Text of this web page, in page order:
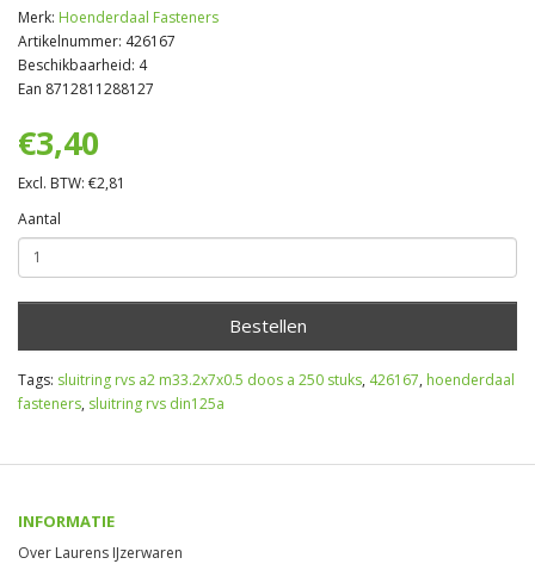
Merk: Hoenderdaal Fasteners
Artikelnummer: 426167
Beschikbaarheid: 4
Ean 8712811288127
€3,40
Excl. BTW: €2,81
Aantal
Bestellen
Tags: sluitring rvs a2 m33.2x7x0.5 doos a 250 stuks, 426167, hoenderdaal
fasteners, sluitring rvs din125a
INFORMATIE
Over Laurens IJzerwaren